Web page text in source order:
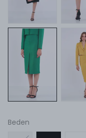
Beden